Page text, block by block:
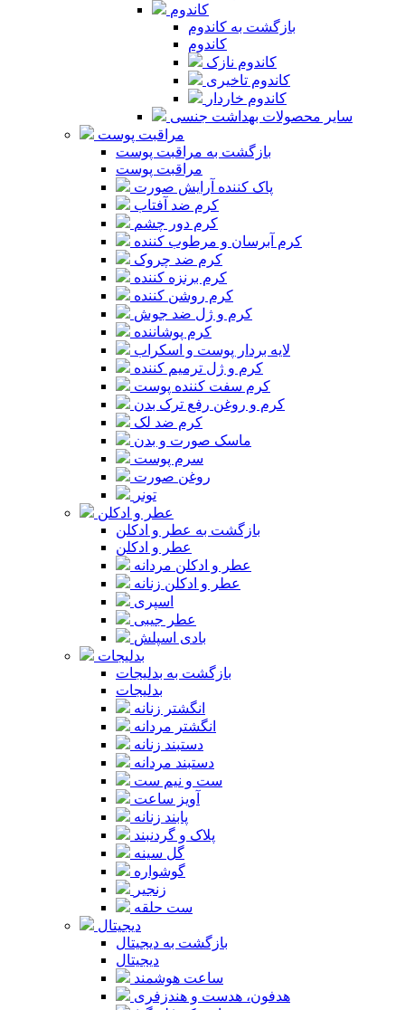
کاندوم
بازگشت به کاندوم
کاندوم
کاندوم نازک
کاندوم تاخیری
کاندوم خاردار
سایر محصولات بهداشت جنسی
مراقبت پوست
بازگشت به مراقبت پوست
مراقبت پوست
پاک کننده آرایش صورت
کرم ضد آفتاب
کرم دور چشم
کرم آبرسان و مرطوب کننده
کرم ضد چروک
کرم برنزه کننده
کرم روشن کننده
کرم و ژل ضد جوش
کرم پوشاننده
لایه بردار پوست و اسکراب
کرم و ژل ترمیم کننده
کرم سفت کننده پوست
کرم و روغن رفع ترک بدن
کرم ضد لک
ماسک صورت و بدن
سرم پوست
روغن صورت
تونر
عطر و ادکلن
بازگشت به عطر و ادکلن
عطر و ادکلن
عطر و ادکلن مردانه
عطر و ادکلن زنانه
اسپری
عطر جیبی
بادی اسپلش
بدلیجات
بازگشت به بدلیجات
بدلیجات
انگشتر زنانه
انگشتر مردانه
دستبند زنانه
دستبند مردانه
ست و نیم ست
آویز ساعت
پابند زنانه
پلاک و گردنبند
گل سینه
گوشواره
زنجیر
ست حلقه
دیجیتال
بازگشت به دیجیتال
دیجیتال
ساعت هوشمند
هدفون، هدست و هندزفری